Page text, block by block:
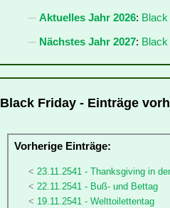
Aktuelles Jahr 2026:
Nächstes Jahr 2027:
Black Friday - Einträge
Vorherige Einträge:
23.11.2541 - Thanksgiving in
22.11.2541 - Buß- und Bettag
19.11.2541 - Welttoilettentag